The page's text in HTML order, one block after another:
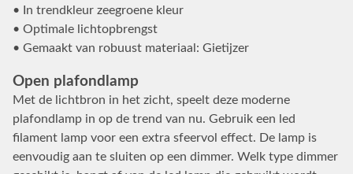
• In trendkleur zeegroene kleur
• Optimale lichtopbrengst
• Gemaakt van robuust materiaal: Gietijzer
Open plafondlamp
Met de lichtbron in het zicht, speelt deze moderne
plafondlamp in op de trend van nu. Gebruik een led
filament lamp voor een extra sfeervol effect. De lamp is
eenvoudig aan te sluiten op een dimmer. Welk type dimmer